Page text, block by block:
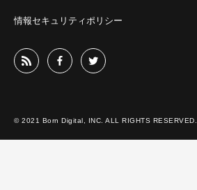
情報セキュリティポリシー
© 2021 Born Digital, INC. ALL RIGHTS RESERVED.